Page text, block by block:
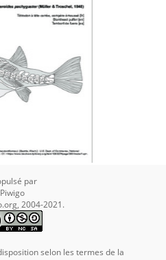
par
Piwigo
2004-2021.
selon les termes de la